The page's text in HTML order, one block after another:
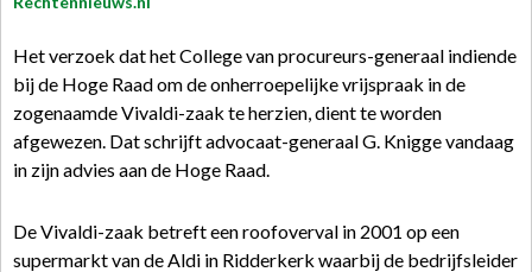
Het verzoek dat het College van procureurs-generaal indiende
bij de Hoge Raad om de onherroepelijke vrijspraak in de
zogenaamde Vivaldi-zaak te herzien, dient te worden
afgewezen. Dat schrijft advocaat-generaal G. Knigge vandaag
in zijn advies aan de Hoge Raad.
De Vivaldi-zaak betreft een roofoverval in 2001 op een
supermarkt van de Aldi in Ridderkerk waarbij de bedrijfsleider